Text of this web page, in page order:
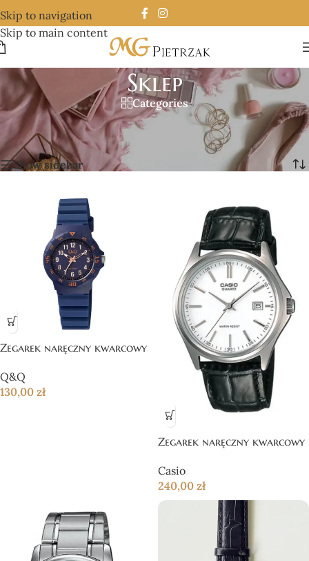
Skip to navigation
Skip to main content
Sklep
Categories
Strona główna/Sklep/Strona 75
Wyświetlanie 889–900 z 955 wyników
Show sidebar
Zegarek naręczny kwarcowy
Q&Q
130,00 zł
Zegarek naręczny kwarcowy
Casio
240,00 zł